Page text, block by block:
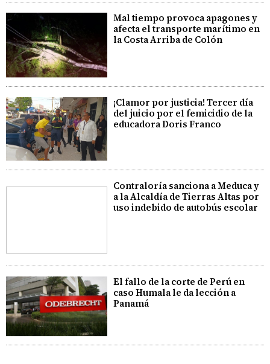
Mal tiempo provoca apagones y
afecta el transporte marítimo en
la Costa Arriba de Colón
¡Clamor por justicia! Tercer día
del juicio por el femicidio de la
educadora Doris Franco
Contraloría sanciona a Meduca y
a la Alcaldía de Tierras Altas por
uso indebido de autobús escolar
El fallo de la corte de Perú en
caso Humala le da lección a
Panamá